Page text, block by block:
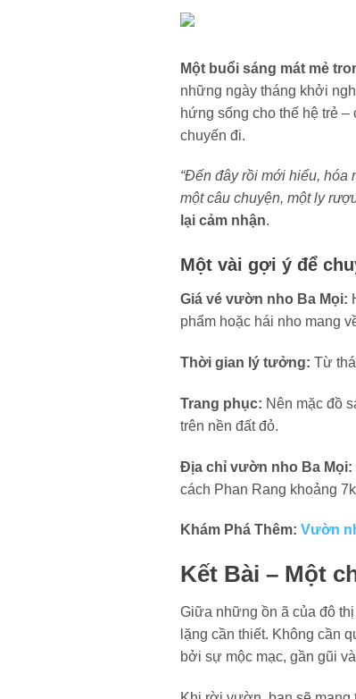
Một buổi sáng mát mẻ
những ngày tháng khởi
hứng sống cho thế hệ trẻ
chuyến đi.
“Đến đây rồi mới hiểu, hóa
một câu chuyện, một ly
lại cảm nhận.
Một vài gợi ý để
Giá vé vườn nho Ba Mọi:
phẩm hoặc hái nho mang
Thời gian lý tưởng: Từ
Trang phục: Nên mặc đồ
trên nền đất đỏ.
Địa chỉ vườn nho Ba Mọi:
cách Phan Rang khoảng
Khám Phá Thêm: Vườn
Kết Bài – Một
Giữa những ồn ã của đô
lặng cần thiết. Không cần
bởi sự mộc mạc, gần gũi